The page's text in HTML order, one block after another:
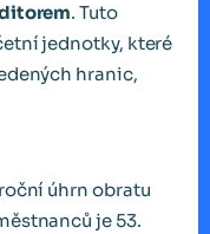
. Tuto
jednotky, které
hranic,
úhrn obratu
je 53.